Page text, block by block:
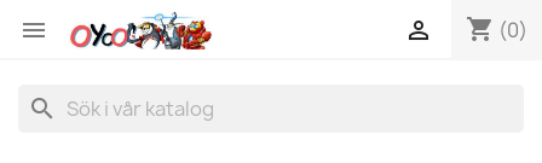
 shopping_cart (0)

search